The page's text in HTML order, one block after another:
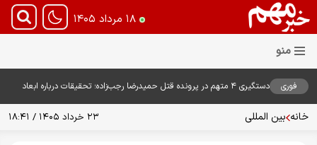
۱۸ مرداد ۱۴۰۵
فوری
دستگیری ۴ متهم در پرونده قتل حمیدرضا رجب‌زاده؛ تحقیقات درباره ابعاد
خانه بین المللی ۲۳ خرداد ۱۴۰۵ / ۱۸:۴۱